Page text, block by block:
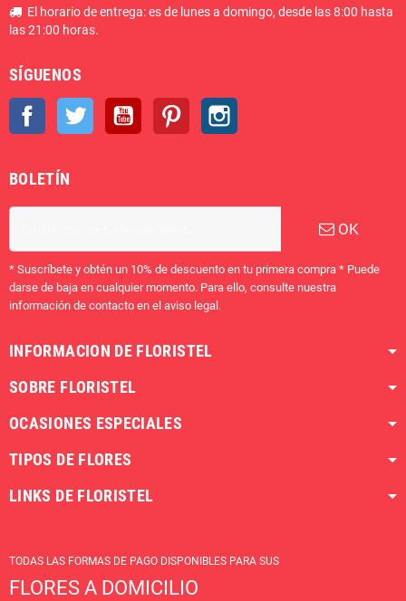
El horario de entrega: es de lunes a domingo, desde las 8:00 hasta
las 21:00 horas.
SÍGUENOS
Facebook Twitter YouTube Pinterest
BOLETÍN
OK
* Suscríbete y obtén un 10% de descuento en tu primera compra * Puede
darse de baja en cualquier momento. Para ello, consulte nuestra
información de contacto en el aviso legal.
INFORMACION DE FLORISTEL
SOBRE FLORISTEL
OCASIONES ESPECIALES
TIPOS DE FLORES
LINKS DE FLORISTEL
TODAS LAS FORMAS DE PAGO DISPONIBLES PARA SUS
FLORES A DOMICILIO